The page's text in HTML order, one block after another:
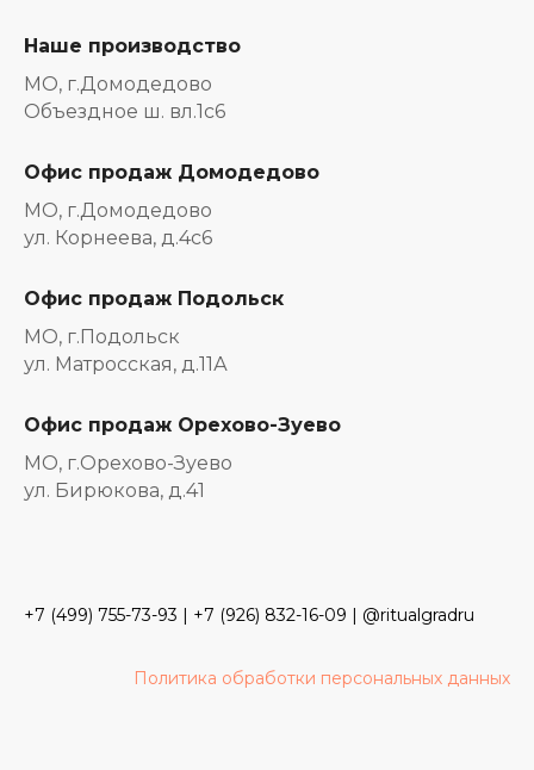
Наше производство
МО, г.Домодедово
Объездное ш. вл.1с6
Офис продаж Домодедово
МО, г.Домодедово
ул. Корнеева, д.4с6
Офис продаж Подольск
МО, г.Подольск
ул. Матросская, д.11А
Офис продаж Орехово-Зуево
МО, г.Орехово-Зуево
ул. Бирюкова, д.41
+7 (499) 755-73-93 | +7 (926) 832-16-09 | @ritualgradru
Политика обработки персональных данных